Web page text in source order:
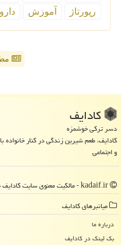
رپورتاژ
آموزش دارو
كادایف
دسر ترکی خوشمزه
کادایف، طعم شیرین زندگی در کنار
و اجتماعی
میانبرهای كادایف
درباره ما
بک لینک در كادایف